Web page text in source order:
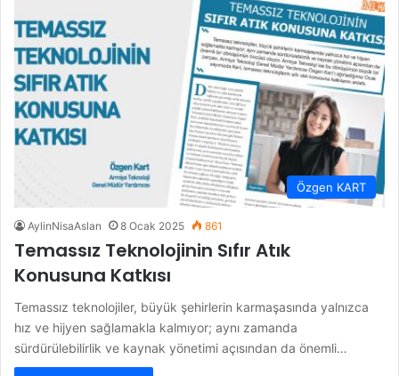
Özgen KART
AylinNisaAslan 8 Ocak 2025 861
Temassız Teknolojinin Sıfır Atık
Konusuna Katkısı
Temassız teknolojiler, büyük şehirlerin karmaşasında yalnızca
hız ve hijyen sağlamakla kalmıyor; aynı zamanda
sürdürülebilirlik ve kaynak yönetimi açısından da önemli…